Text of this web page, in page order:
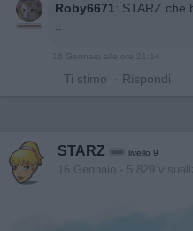
Roby6671: STARZ che
..
16 Gennaio alle ore 21:14
· Ti stimo · Rispondi
STARZ livello 9
16 Gennaio - 5.829